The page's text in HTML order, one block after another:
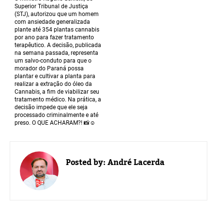
Superior Tribunal de Justiça
(STJ), autorizou que um homem
com ansiedade generalizada
plante até 354 plantas cannabis
por ano para fazer tratamento
terapêutico. A decisão, publicada
na semana passada, representa
um salvo-conduto para que o
morador do Paraná possa
plantar e cultivar a planta para
realizar a extração do óleo da
Cannabis, a fim de viabilizar seu
tratamento médico. Na prática, a
decisão impede que ele seja
processado criminalmente e até
preso. O QUE ACHARAM?! 📸☺️
Posted by:André Lacerda